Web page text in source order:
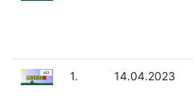
1. 14.04.2023